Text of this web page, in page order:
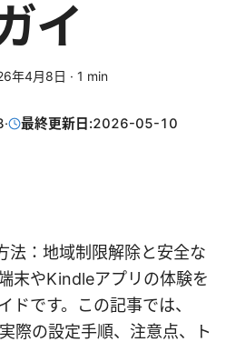
イ
年4月8日 · 1 min
· 最終更新日:2026-05-10
法：地域制限解除と安全な
末やKindleアプリの体験を
ドです。この記事では、
際の設定手順、注意点、ト